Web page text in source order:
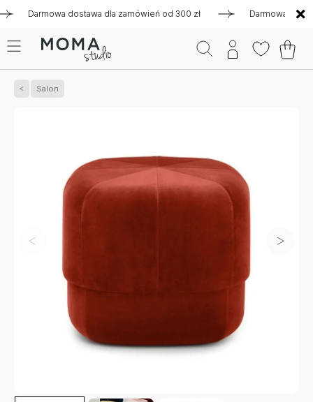
Darmowa dostawa dla zamówień od 300 zł Darmowa dostawa
Salon